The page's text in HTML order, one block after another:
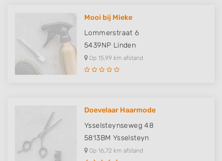
Mooi bij Mieke
Lommerstraat 6
5439NP Linden
Op 15,99 km afstand
Doevelaar Haarmode
Ysselsteynseweg 48
5813BM Ysselsteyn
Op 16,72 km afstand